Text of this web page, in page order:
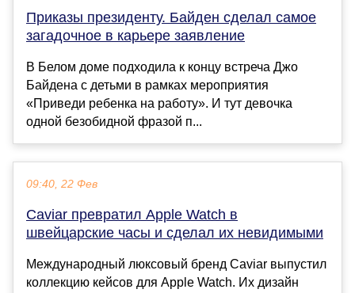
Приказы президенту. Байден сделал самое
загадочное в карьере заявление
В Белом доме подходила к концу встреча Джо
Байдена с детьми в рамках мероприятия
«Приведи ребенка на работу». И тут девочка
одной безобидной фразой п...
09:40, 22 Фев
Caviar превратил Apple Watch в
швейцарские часы и сделал их невидимыми
Международный люксовый бренд Caviar выпустил
коллекцию кейсов для Apple Watch. Их дизайн